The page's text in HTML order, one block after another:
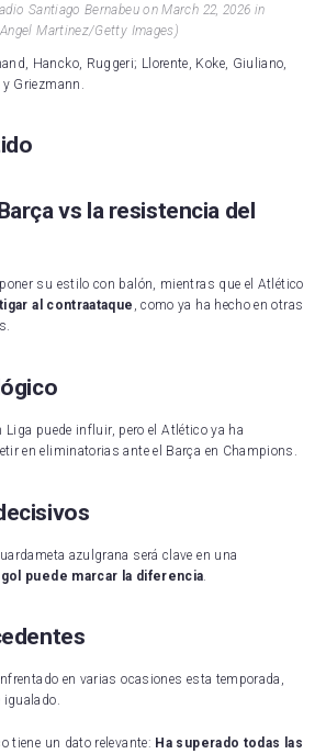
Santiago Bernabeu on March 22, 2026 in
Martinez/Getty Images)
Hancko, Ruggeri; Llorente, Koke, Giuliano,
Griezmann.
vs la resistencia del
su estilo con balón, mientras que el Atlético
al contraataque , como ya ha hecho en otras
Liga puede influir, pero el Atlético ya ha
en eliminatorias ante el Barça en Champions.
azulgrana será clave en una
gol puede marcar la diferencia
en varias ocasiones esta temporada,
tiene un dato relevante: Ha superado todas las